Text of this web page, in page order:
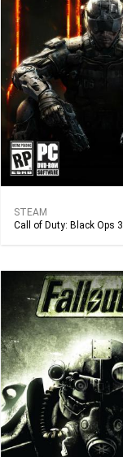
STEAM
Call of Duty: Black Ops 3